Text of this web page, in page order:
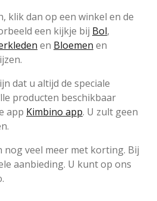
klik dan op een winkel en de
een kijkje bij Bol,
en Bloemen en
dat u altijd de speciale
producten beschikbaar
app Kimbino app. U zult geen
nog veel meer met korting. Bij
aanbieding. U kunt op ons